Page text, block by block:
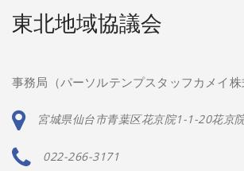
東北地域協議会
事務局（パーソルテンプスタッフカメイ株
宮城県仙台市青葉区花京院1-1-20花京
022-266-3171